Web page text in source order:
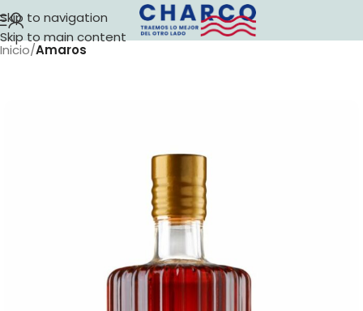
Skip to navigation
Skip to main content
Inicio Amaros